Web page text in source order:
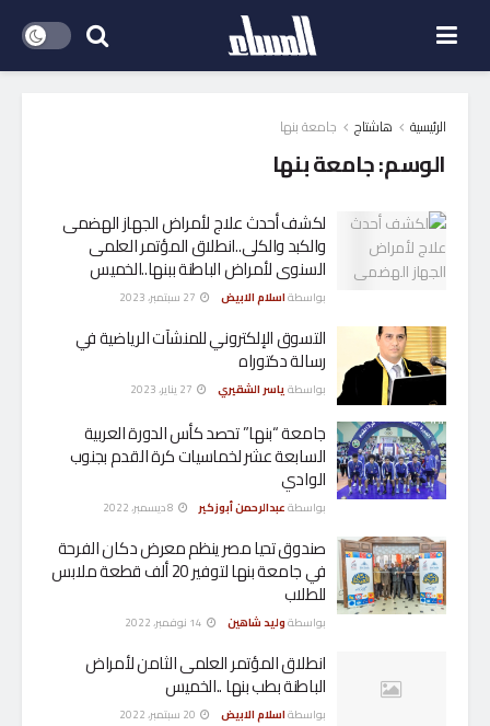
الرئيسية هاشتاج جامعة بنها
الوسم:جامعة بنها
لكشف أحدث علاج لأمراض الجهاز الهضمى
والكبد والكلى..انطلاق المؤتمر العلمى
السنوى لأمراض الباطنة ببنها..الخميس
بواسطةاسلام الابيض
التسوق الإلكتروني للمنشآت الرياضية في
رسالة دكتوراه
بواسطةياسر الشقيري
جامعة “بنها” تحصد كأس الدورة العربية
السابعة عشر لخماسيات كرة القدم بجنوب
الوادي
بواسطةعبدالرحمن أبوزكير
صندوق تحيا مصر ينظم معرض دكان الفرحة
في جامعة بنها لتوفير 20 ألف قطعة ملابس
للطلاب
بواسطةوليد شاهين
انطلاق المؤتمر العلمى الثامن لأمراض
الباطنة بطب بنها ..الخميس
بواسطةاسلام الابيض